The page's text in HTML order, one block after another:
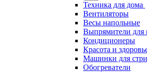
Техника для дома
Вентиляторы
Весы напольные
Выпрямители для
Кондиционеры
Красота и
Машинки для
Обогреватели